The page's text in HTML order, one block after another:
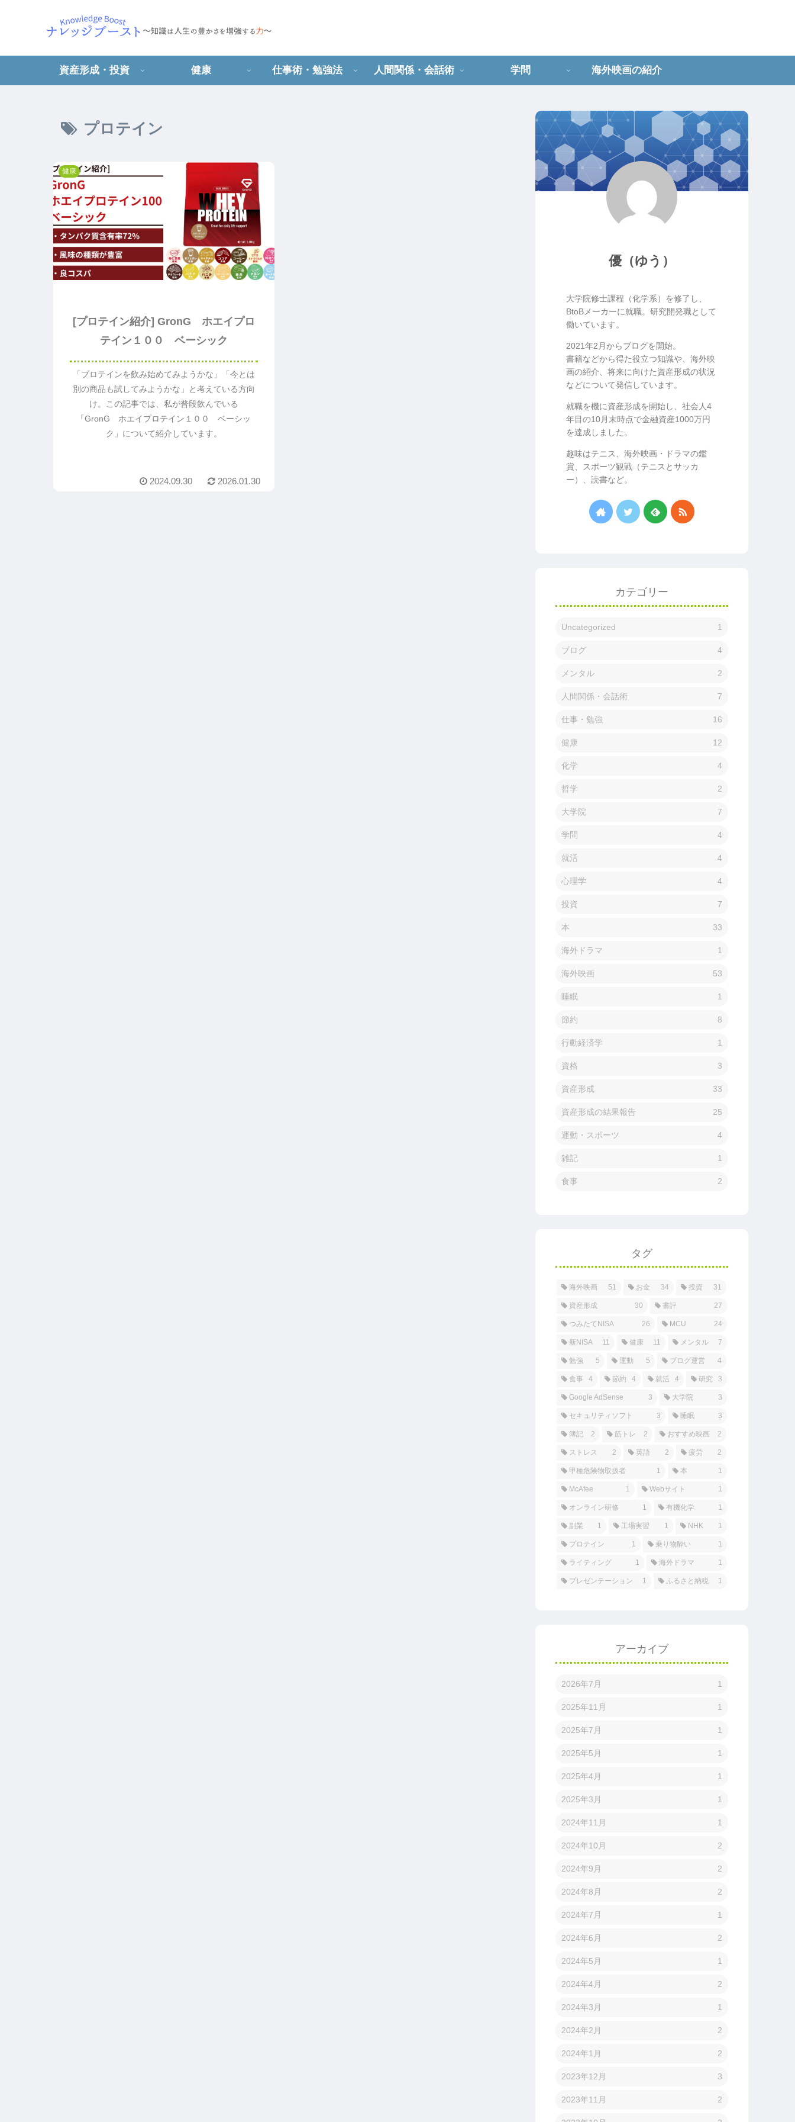
資産形成・投資 健康 仕事術・勉強法 人間関係・会話術 学問 海外映画の紹介
プロテイン
健康
[プロテイン紹介] GronG ホエイプロ
テイン１００ ベーシック
「プロテインを飲み始めてみようかな」「今とは
別の商品も試してみようかな」と考えている方向
け。この記事では、私が普段飲んでいる
「GronG ホエイプロテイン１００ ベーシッ
ク」について紹介しています。
2024.09.30 2026.01.30
優（ゆう）
大学院修士課程（化学系）を修了し、
BtoBメーカーに就職。研究開発職として
働いています。
2021年2月からブログを開始。
書籍などから得た役立つ知識や、海外映
画の紹介、将来に向けた資産形成の状況
などについて発信しています。
就職を機に資産形成を開始し、社会人4
年目の10月末時点で金融資産1000万円
を達成しました。
趣味はテニス、海外映画・ドラマの鑑
賞、スポーツ観戦（テニスとサッカ
ー）、読書など。
カテゴリー
Uncategorized 1
ブログ 4
メンタル 2
人間関係・会話術 7
仕事・勉強 16
健康 12
化学 4
哲学 2
大学院 7
学問 4
就活 4
心理学 4
投資 7
本 33
海外ドラマ 1
海外映画 53
睡眠 1
節約 8
行動経済学 1
資格 3
資産形成 33
資産形成の結果報告 25
運動・スポーツ 4
雑記 1
食事 2
タグ
海外映画 51 お金 34 投資 31
資産形成 30 書評 27
つみたてNISA 26 MCU 24
新NISA 11 健康 11 メンタル 7
勉強 5 運動 5 ブログ運営 4
食事 4 節約 4 就活 4 研究 3
Google AdSense 3 大学院 3
セキュリティソフト 3 睡眠 3
簿記 2 筋トレ 2 おすすめ映画 2
ストレス 2 英語 2 疲労 2
甲種危険物取扱者 1 本 1
McAfee 1 Webサイト 1
オンライン研修 1 有機化学 1
副業 1 工場実習 1 NHK 1
プロテイン 1 乗り物酔い 1
ライティング 1 海外ドラマ 1
プレゼンテーション 1 ふるさと納税 1
アーカイブ
2026年7月 1
2025年11月 1
2025年7月 1
2025年5月 1
2025年4月 1
2025年3月 1
2024年11月 1
2024年10月 2
2024年9月 2
2024年8月 2
2024年7月 1
2024年6月 2
2024年5月 1
2024年4月 2
2024年3月 1
2024年2月 2
2024年1月 2
2023年12月 3
2023年11月 2